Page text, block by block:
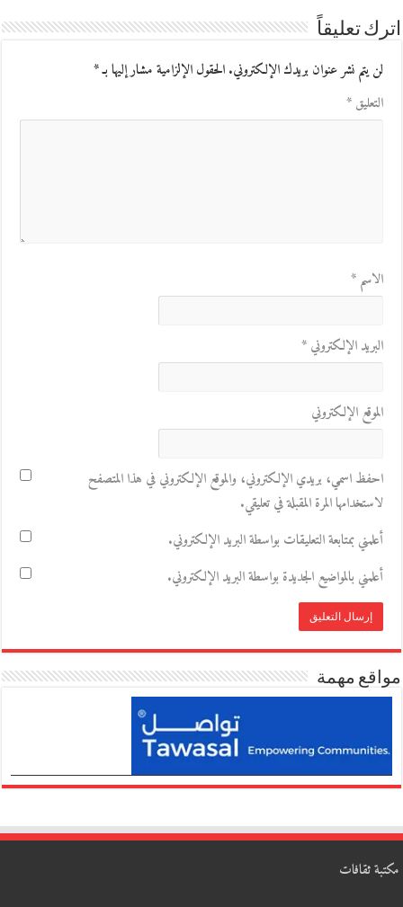
اترك تعليقاً
لن يتم نشر عنوان بريدك الإلكتروني.الحقول الإلزامية مشار إليها بـ*
التعليق*
الاسم*
البريد الإلكتروني*
الموقع الإلكتروني
احفظ اسمي، بريدي الإلكتروني، والموقع الإلكتروني في هذا المتصفح
لاستخدامها المرة المقبلة في تعليقي.
أعلمني بمتابعة التعليقات بواسطة البريد الإلكتروني.
أعلمني بالمواضيع الجديدة بواسطة البريد الإلكتروني.
مواقع مهمة
مكتبة ثقافات